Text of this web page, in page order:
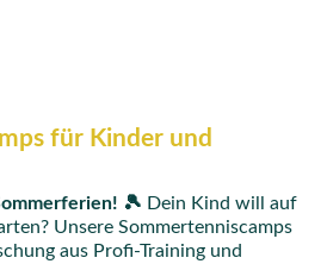
für Kinder und
🎾 Dein Kind will auf
Unsere Sommertenniscamps
aus Profi-Training und